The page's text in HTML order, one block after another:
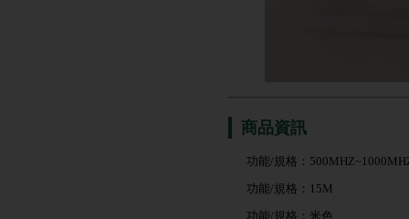
商品資訊
功能/規格：
功能/規格：15M
功能/規格：米色